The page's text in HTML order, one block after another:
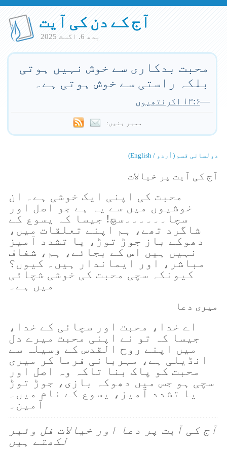
آج کے دن کی آیت
بدھ 6. اگست 2025
محبت بدکاری سے خوش نہیں ہوتی
بلکہ راستی سے خوش ہوتی ہے۔
—۱۳:۶ اکرنتھیوں
ممبر بنیں:
دولسانی قسم (اُردو / English)
آج کی آیت پر خیالات
محبت کی اپنی ایک خوشی ہے۔ ان
خوشیوں میں سے یہ ہے جو اصل اور
سچا۔۔۔۔۔۔سچ! جیسا کہ یسوع کے
شاگرد تھے، ہم اپنے تعلقات میں،
دھوکے باز جوڑ توڑ، یا تشدد آمیز
نہیں ہیں اس کے بجائے، ہم، شفاف
مباشر، اور ایماندار ہیں۔ کیوں؟
کیونکہ سچی محبت کی خوشی شچائی
میں ہے۔
میری دعا
اے خدا، محبت اور سچائی کے خدا،
جیسا کہ تو نے اپنی محبت میرے دل
میں اپنے روح القدس کے وسیلہ سے
انڈیلی ہے، مہربانی فرما کر میری
محبت کو پاک بنا تاکہ وہ اصل اور
سچی ہو جس میں دھوکہ بازی، جوڑ توڑ
یا تشدد آمیز، یسوع کے نام میں۔
آمین۔
آج کی آیت پر دعا اور خیالات فل وئیر
لکھتے ہیں